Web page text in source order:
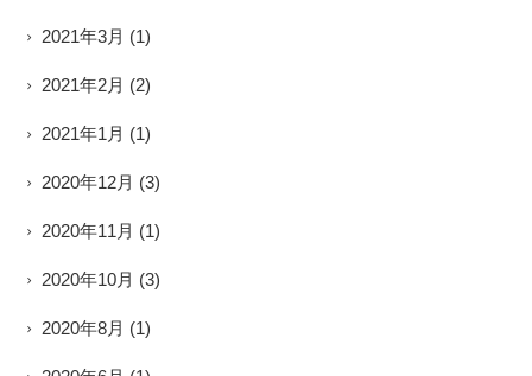
2021年3月 (1)
2021年2月 (2)
2021年1月 (1)
2020年12月 (3)
2020年11月 (1)
2020年10月 (3)
2020年8月 (1)